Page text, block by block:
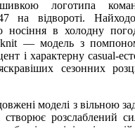
логотипа
на відвороті.
носіння в холодну
knit — модель з
і характерну casual-
сезонних
моделі з вільною
створює розслаблений